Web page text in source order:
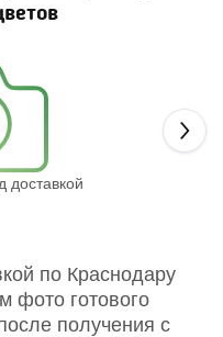
доставкой
по Краснодару
фото готового
получения с